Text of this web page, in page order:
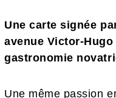
Une carte signée
avenue Victor-
gastronomie
Une même passion